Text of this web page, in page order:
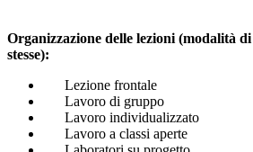
Organizzazione delle lezioni (modalità
stesse):
Lezione frontale
Lavoro di gruppo
Lavoro individualizzato
Lavoro a classi aperte